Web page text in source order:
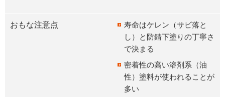
おもな注意点
寿命はケレン（サビ落と
し）と防錆下塗りの丁寧さ
で決まる
密着性の高い溶剤系（油
性）塗料が使われることが
多い